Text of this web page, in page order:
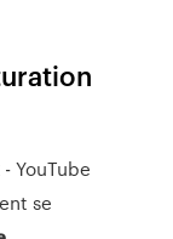
- YouTube
se